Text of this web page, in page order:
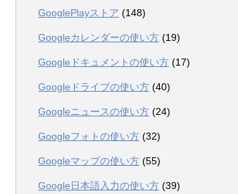
GooglePlayストア (148)
Googleカレンダーの使い方 (19)
Googleドキュメントの使い方 (17)
Googleドライブの使い方 (40)
Googleニュースの使い方 (24)
Googleフォトの使い方 (32)
Googleマップの使い方 (55)
Google日本語入力の使い方 (39)